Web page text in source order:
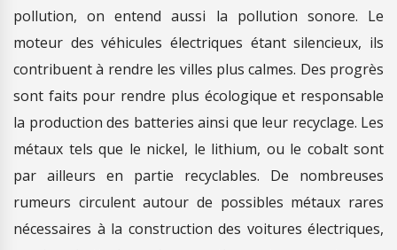
pollution, on entend aussi la pollution sonore. Le
moteur des véhicules électriques étant silencieux, ils
contribuent à rendre les villes plus calmes. Des progrès
sont faits pour rendre plus écologique et responsable
la production des batteries ainsi que leur recyclage. Les
métaux tels que le nickel, le lithium, ou le cobalt sont
par ailleurs en partie recyclables. De nombreuses
rumeurs circulent autour de possibles métaux rares
nécessaires à la construction des voitures électriques,